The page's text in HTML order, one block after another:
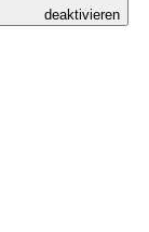
deaktivieren